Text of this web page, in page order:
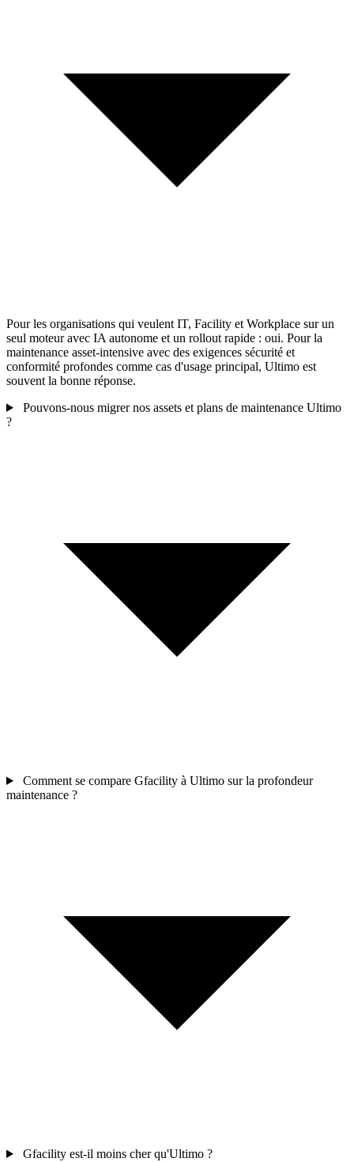
Pour les organisations qui veulent IT, Facility et Workplace sur un
seul moteur avec IA autonome et un rollout rapide : oui. Pour la
maintenance asset-intensive avec des exigences sécurité et
conformité profondes comme cas d'usage principal, Ultimo est
souvent la bonne réponse.
Pouvons-nous migrer nos assets et plans de maintenance Ultimo
?
Comment se compare Gfacility à Ultimo sur la profondeur
maintenance ?
Gfacility est-il moins cher qu'Ultimo ?